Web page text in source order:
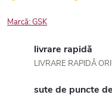
Marcă:GSK
livrare rapidă
LIVRARE RAPIDĂ
sute de puncte